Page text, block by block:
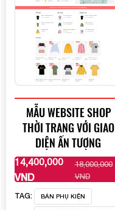
MẪU WEBSITE SHOP
THỜI TRANG VỚI GIAO
DIỆN ẤN TƯỢNG
14,400,000
VND
18,000,000
VND
XEM THÊM
TAG: BÁN PHỤ KIỆN